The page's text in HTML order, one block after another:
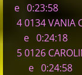
e 0:23:58
4 0134
e 0:24:18
5 0126
e 0:24:58